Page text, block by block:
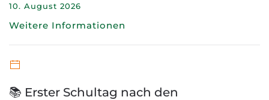
10. August 2026
Weitere Informationen
📚 Erster Schultag nach den